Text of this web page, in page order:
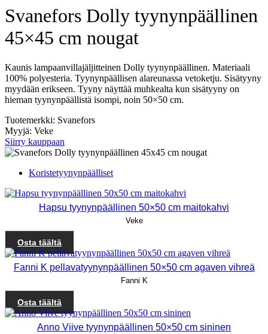
Svanefors Dolly tyynynpäällinen
45×45 cm nougat
Kaunis lampaanvillajäljitteinen Dolly tyynynpäällinen. Materiaali
100% polyesteria. Tyynynpäällisen alareunassa vetoketju. Sisätyyny
myydään erikseen. Tyyny näyttää muhkealta kun sisätyyny on
hieman tyynynpäällistä isompi, noin 50×50 cm.
Tuotemerkki: Svanefors
Myyjä: Veke
Siirry kauppaan
Koristetyynynpäälliset
Hapsu tyynynpäällinen 50×50 cm maitokahvi
Veke
Osta täältä
Fanni K pellavatyynynpäällinen 50×50 cm agaven vihreä
Fanni K
Osta täältä
Anno Viive tyynynpäällinen 50×50 cm sininen